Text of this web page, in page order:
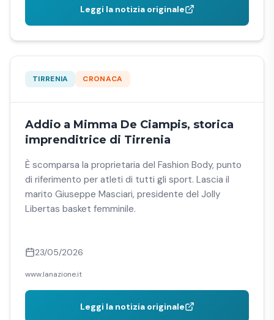
Leggi la notizia originale
TIRRENIA CRONACA
Addio a Mimma De Ciampis, storica
imprenditrice di Tirrenia
È scomparsa la proprietaria del Fashion Body, punto
di riferimento per atleti di tutti gli sport. Lascia il
marito Giuseppe Masciari, presidente del Jolly
Libertas basket femminile.
23/05/2026
www.lanazione.it
Leggi la notizia originale